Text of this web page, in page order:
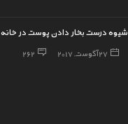
شیوه درست بخار دادن پوست در خانه
27 آگوست, 2017 262